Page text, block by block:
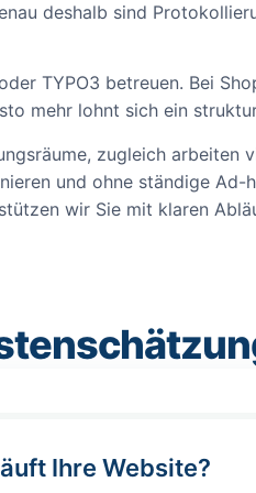
deshalb sind
TYPO3 betreuen. Bei
mehr lohnt sich ein
zugleich arbeiten
und ohne ständige
wir Sie mit klaren
Ihre Website?